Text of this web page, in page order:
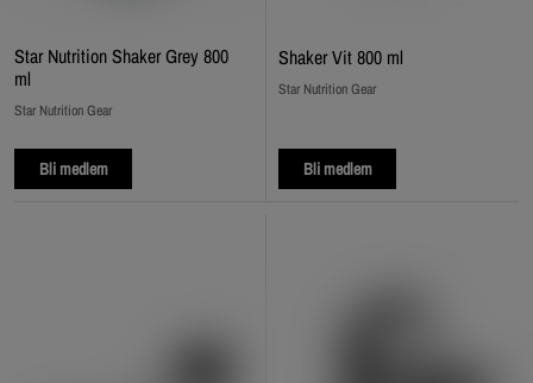
Star Nutrition Shaker Grey 800
ml
Star Nutrition Gear
Bli medlem
Shaker Vit 800 ml
Star Nutrition Gear
Bli medlem